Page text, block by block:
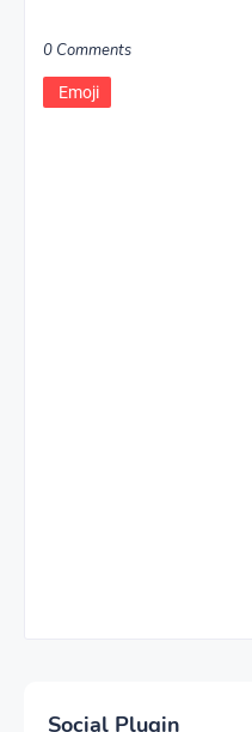
0 Comments
Emoji
Social Plugin